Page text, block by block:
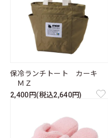
保冷ランチトート カーキ
ＭＺ
2,400円(税込2,640円)